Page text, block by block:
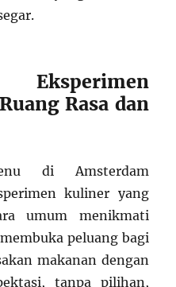
Rasa dan
di Amsterdam
kuliner yang
umum menikmati
peluang bagi
makanan dengan
tanpa pilihan,